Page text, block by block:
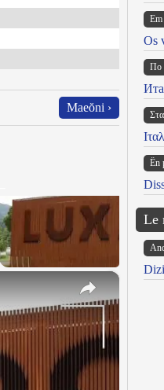
Maeŏni ›
×
Os
По
Ën
Le